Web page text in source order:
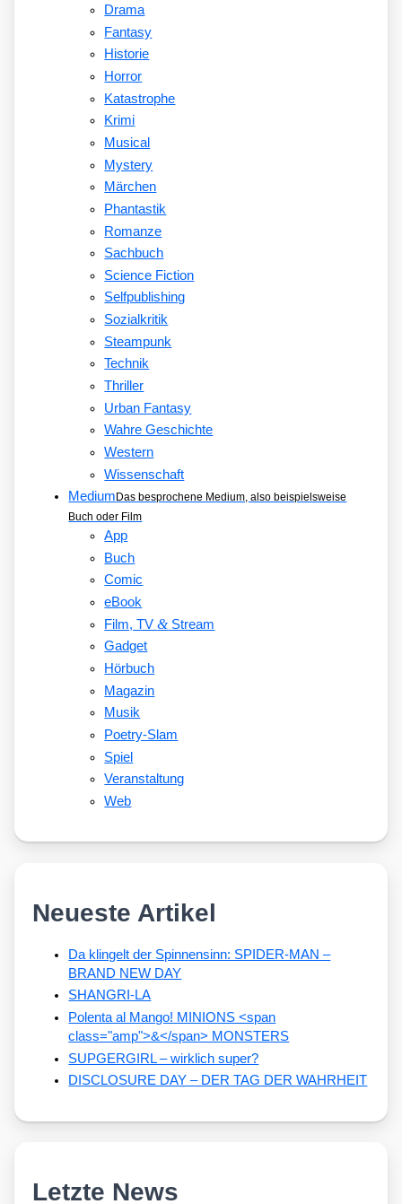
Drama
Fantasy
Historie
Horror
Katastrophe
Krimi
Musical
Mystery
Märchen
Phantastik
Romanze
Sachbuch
Science Fiction
Selfpublishing
Sozialkritik
Steampunk
Technik
Thriller
Urban Fantasy
Wahre Geschichte
Western
Wissenschaft
Medium Das besprochene Medium, also beispielsweise
Buch oder Film
App
Buch
Comic
eBook
Film, TV&Stream
Gadget
Hörbuch
Magazin
Musik
Poetry-Slam
Spiel
Veranstaltung
Web
Neueste Artikel
Da klingelt der Spinnensinn: SPIDER-MAN –
BRAND NEW DAY
SHANGRI-LA
Polenta al Mango! MINIONS <span
class="amp">&</span> MONSTERS
SUPGERGIRL – wirklich super?
DISCLOSURE DAY – DER TAG DER WAHRHEIT
Letzte News